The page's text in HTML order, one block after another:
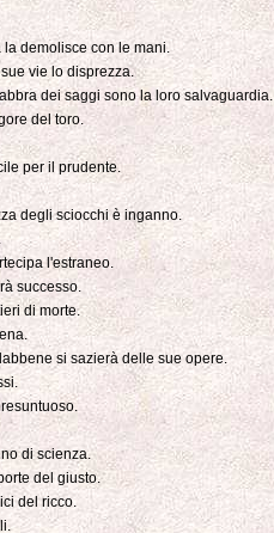
demolisce con le mani.
vie lo disprezza.
dei saggi sono la loro salvaguardia.
del toro.
per il prudente.
degli sciocchi è inganno.
l'estraneo.
successo.
di morte.
si sazierà delle sue opere.
di scienza.
del giusto.
del ricco.